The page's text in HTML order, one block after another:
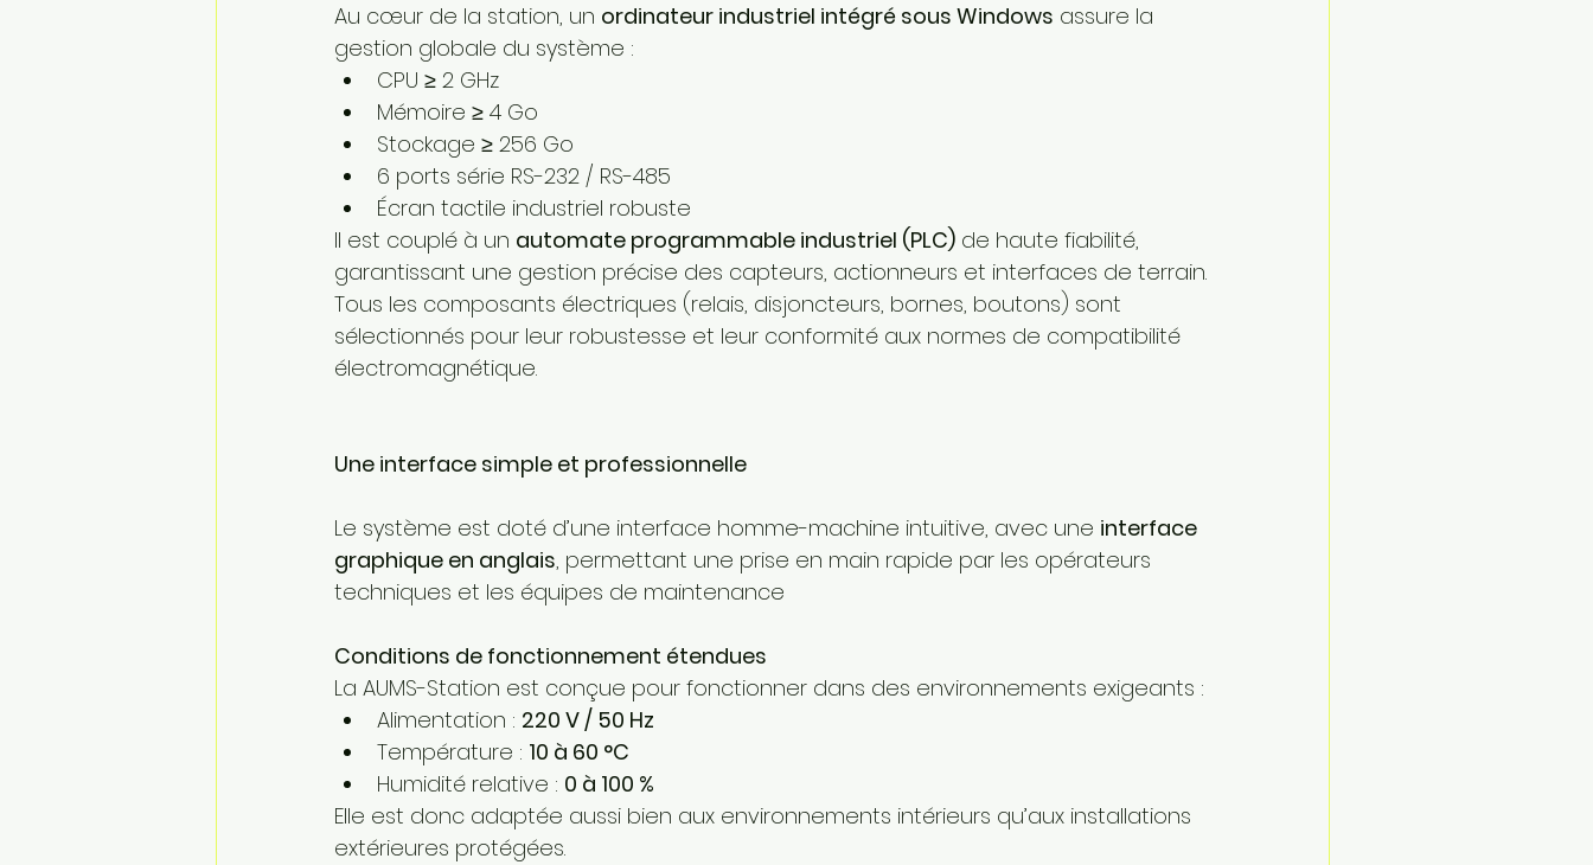
Au cœur de la station, un ordinateur industriel intégré sous Windows assure la
gestion globale du système :
CPU ≥ 2 GHz
Mémoire ≥ 4 Go
Stockage ≥ 256 Go
6 ports série RS-232 / RS-485
Écran tactile industriel robuste
Il est couplé à un automate programmable industriel (PLC) de haute fiabilité,
garantissant une gestion précise des capteurs, actionneurs et interfaces de terrain.
Tous les composants électriques (relais, disjoncteurs, bornes, boutons) sont
sélectionnés pour leur robustesse et leur conformité aux normes de compatibilité
électromagnétique.
Une interface simple et professionnelle
Le système est doté d’une interface homme-machine intuitive, avec une interface
graphique en anglais, permettant une prise en main rapide par les opérateurs
techniques et les équipes de maintenance
Conditions de fonctionnement étendues
La AUMS-Station est conçue pour fonctionner dans des environnements exigeants :
Alimentation : 220 V / 50 Hz
Température : 10 à 60 °C
Humidité relative : 0 à 100 %
Elle est donc adaptée aussi bien aux environnements intérieurs qu’aux installations
extérieures protégées.